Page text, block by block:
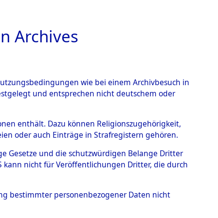
Anzahl unbekannter
ihrer Grablegungen:
(84627983)
Archives
wie bei einem Archivbesuch in
und entsprechen nicht deutschem oder
enthält. Dazu können Religionszugehörigkeit,
oder auch Einträge in Strafregistern gehören.
Gesetze und die schutzwürdigen Belange Dritter
kann nicht für Veröffentlichungen Dritter, die durch
bestimmter personenbezogener Daten nicht